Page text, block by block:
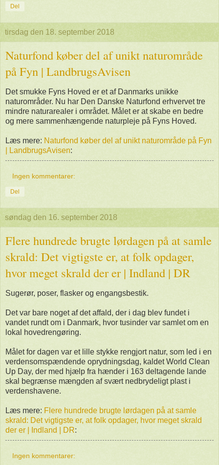
Del
tirsdag den 18. september 2018
Naturfond køber del af unikt naturområde
på Fyn | LandbrugsAvisen
Det smukke Fyns Hoved er et af Danmarks unikke
naturområder. Nu har Den Danske Naturfond erhvervet tre
mindre naturarealer i området. Målet er at skabe en bedre
og mere sammenhængende naturpleje på Fyns Hoved.
Læs mere: Naturfond køber del af unikt naturområde på Fyn
| LandbrugsAvisen:
Ingen kommentarer:
Del
søndag den 16. september 2018
Flere hundrede brugte lørdagen på at samle
skrald: Det vigtigste er, at folk opdager,
hvor meget skrald der er | Indland | DR
Sugerør, poser, flasker og engangsbestik.
Det var bare noget af det affald, der i dag blev fundet i
vandet rundt om i Danmark, hvor tusinder var samlet om en
lokal hovedrengøring.
Målet for dagen var et lille stykke rengjort natur, som led i en
verdensomspændende oprydningsdag, kaldet World Clean
Up Day, der med hjælp fra hænder i 163 deltagende lande
skal begrænse mængden af svært nedbrydeligt plast i
verdenshavene.
Læs mere: Flere hundrede brugte lørdagen på at samle
skrald: Det vigtigste er, at folk opdager, hvor meget skrald
der er | Indland | DR:
Ingen kommentarer: